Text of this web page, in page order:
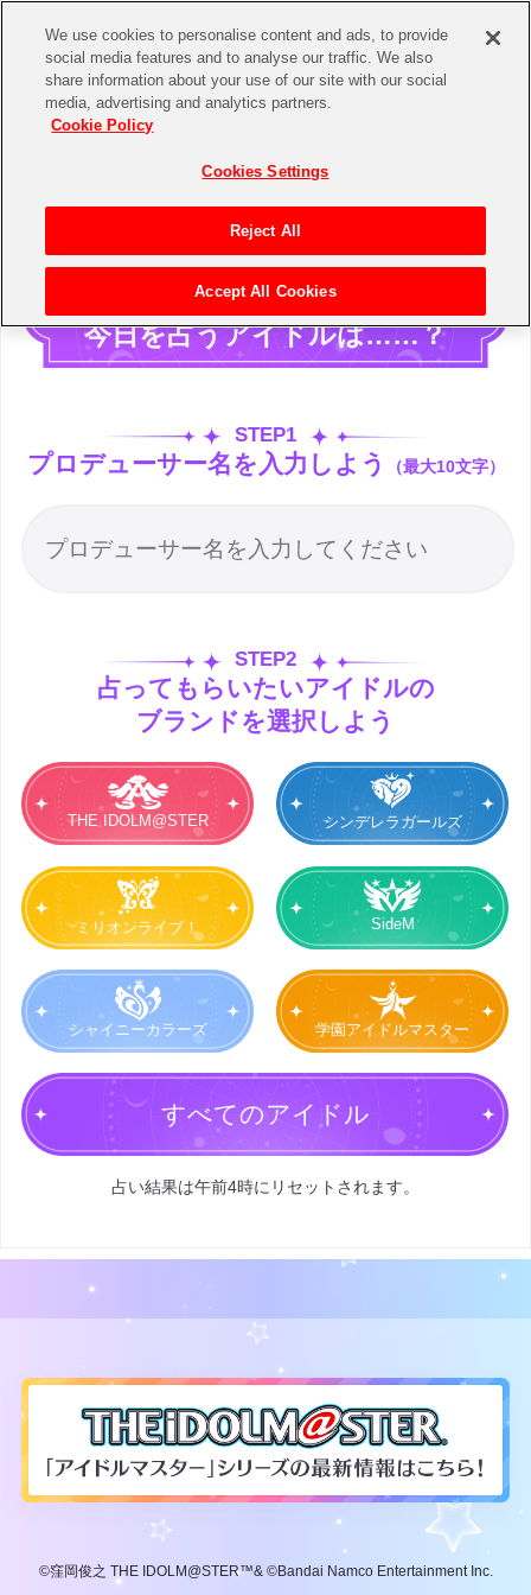
プロデューサーさんの
今日を占うアイドルは……？
STEP1
プロデューサー名を入力しよう （最大10文字）
STEP2
占ってもらいたいアイドルの
ブランドを選択しよう
THE IDOLM@STER シンデレラガールズ
ミリオンライブ！ SideM
シャイニーカラーズ 学園アイドルマスター
すべてのアイドル
占い結果は午前4時にリセットされます。
©窪岡俊之 THE IDOLM@STER™& ©Bandai Namco Entertainment Inc.
We use cookies to personalise content and ads, to provide
social media features and to analyse our traffic. We also
share information about your use of our site with our social
media, advertising and analytics partners.
Cookie Policy
Cookies Settings
Reject All
Accept All Cookies